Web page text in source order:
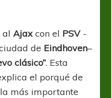
alAjaxcon el PSV-
de Eindhoven–
clásico”. Esta
el porqué de
más importante